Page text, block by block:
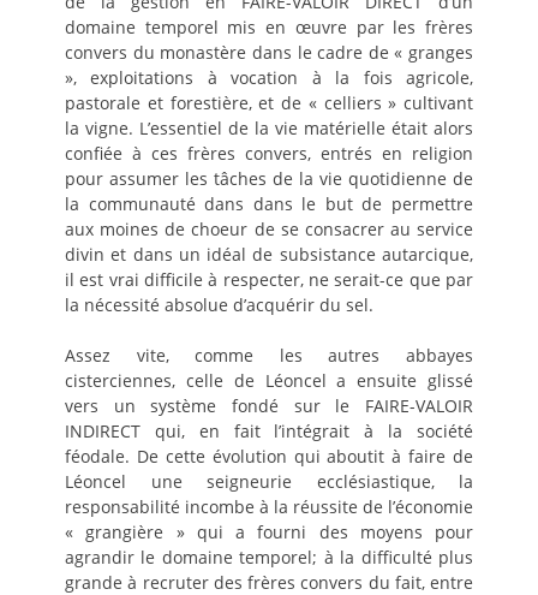
domaine temporel mis en œuvre par les frères
convers du monastère dans le cadre de « granges
», exploitations à vocation à la fois agricole,
pastorale et forestière, et de « celliers » cultivant
la vigne. L’essentiel de la vie matérielle était alors
confiée à ces frères convers, entrés en religion
pour assumer les tâches de la vie quotidienne de
la communauté dans dans le but de permettre
aux moines de choeur de se consacrer au service
divin et dans un idéal de subsistance autarcique,
il est vrai difficile à respecter, ne serait-ce que par
la nécessité absolue d’acquérir du sel.
Assez vite, comme les autres abbayes
cisterciennes, celle de Léoncel a ensuite glissé
vers un système fondé sur le FAIRE-VALOIR
INDIRECT qui, en fait l’intégrait à la société
féodale. De cette évolution qui aboutit à faire de
Léoncel une seigneurie ecclésiastique, la
responsabilité incombe à la réussite de l’économie
« grangière » qui a fourni des moyens pour
agrandir le domaine temporel; à la difficulté plus
grande à recruter des frères convers du fait, entre